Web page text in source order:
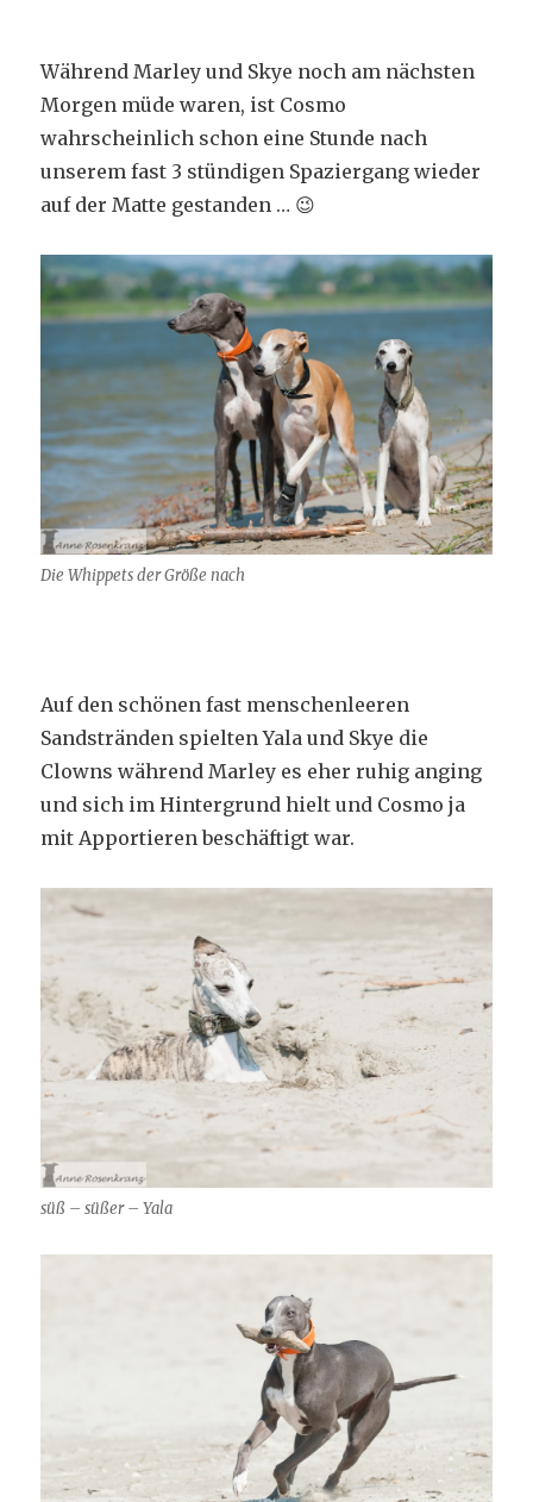
Während Marley und Skye noch am nächsten
Morgen müde waren, ist Cosmo
wahrscheinlich schon eine Stunde nach
unserem fast 3 stündigen Spaziergang wieder
auf der Matte gestanden … 😉
Die Whippets der Größe nach
Auf den schönen fast menschenleeren
Sandstränden spielten Yala und Skye die
Clowns während Marley es eher ruhig anging
und sich im Hintergrund hielt und Cosmo ja
mit Apportieren beschäftigt war.
süß – süßer – Yala